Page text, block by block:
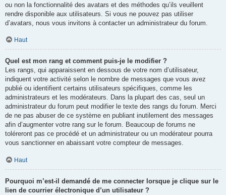
ou non la fonctionnalité des avatars et des méthodes qu’ils veuillent
rendre disponible aux utilisateurs. Si vous ne pouvez pas utiliser
d’avatars, nous vous invitons à contacter un administrateur du forum.
Haut
Quel est mon rang et comment puis-je le modifier ?
Les rangs, qui apparaissent en dessous de votre nom d’utilisateur,
indiquent votre activité selon le nombre de messages que vous avez
publié ou identifient certains utilisateurs spécifiques, comme les
administrateurs et les modérateurs. Dans la plupart des cas, seul un
administrateur du forum peut modifier le texte des rangs du forum. Merci
de ne pas abuser de ce système en publiant inutilement des messages
afin d’augmenter votre rang sur le forum. Beaucoup de forums ne
toléreront pas ce procédé et un administrateur ou un modérateur pourra
vous sanctionner en abaissant votre compteur de messages.
Haut
Pourquoi m’est-il demandé de me connecter lorsque je clique sur le
lien de courrier électronique d’un utilisateur ?